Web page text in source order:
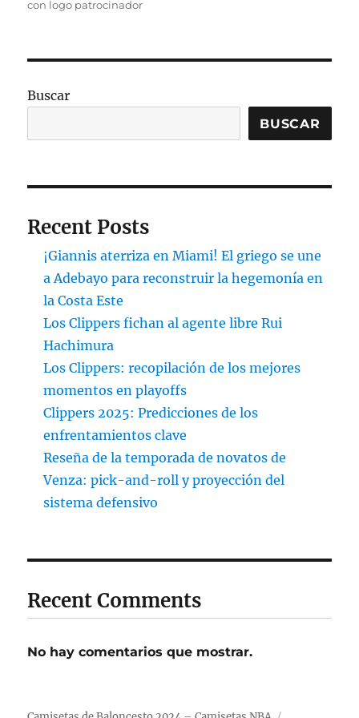
con logo patrocinador
Buscar
BUSCAR
Recent Posts
¡Giannis aterriza en Miami! El griego se une
a Adebayo para reconstruir la hegemonía en
la Costa Este
Los Clippers fichan al agente libre Rui
Hachimura
Los Clippers: recopilación de los mejores
momentos en playoffs
Clippers 2025: Predicciones de los
enfrentamientos clave
Reseña de la temporada de novatos de
Venza: pick-and-roll y proyección del
sistema defensivo
Recent Comments
No hay comentarios que mostrar.